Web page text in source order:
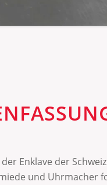
Enklave der
und Uhrmacher